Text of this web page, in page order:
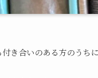
き合いのある方のうち